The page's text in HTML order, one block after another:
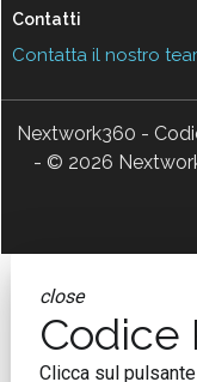
Contatti
Contatta il nostro
Nextwork360 -
- © 2026
close
Codice
Clicca sul